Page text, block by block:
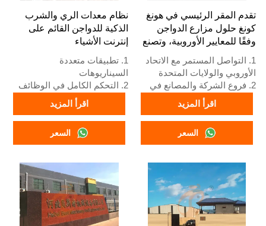
نظام معدات الري والشرب
الذكية للدواجن القائم على
إنترنت الأشياء
1. تطبيقات متعددة
السيناريوهات
2. التحكم الكامل في الوظائف
5. رقم الاستقبال / واتساب:
اقرأ المزيد
السعر
تقدم المقر الرئيسي في هونغ
كونغ حلول مزارع الدواجن
وفقًا للمعايير الأوروبية، وتصنع
معدات مزارع الدواجن
1. التواصل المستمر مع الاتحاد
الأوروبي والولايات المتحدة
2. فروع الشركة والمصانع في
الصين ونيجيريا وإثيوبيا وتنزانيا
3. جودة المنتجات مصممة
خصيصًا لمزارع الدواجن المحلية
4. مخزون معدات أقفاص
الدواجن ومزارع الدواجن متاح
5. استقبال عبر الإنترنت على
مدار 24 ساعة رقم واتساب:
+8618830120193، اتصل بنا
للحصول على معلومات كاملة
اقرأ المزيد
السعر